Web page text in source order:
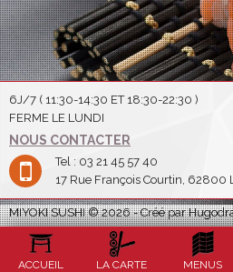
6J/7 ( 11:30-14:30 ET 18:30-22:30 )
FERME LE LUNDI
NOUS CONTACTER
Tel : 03 21 45 57 40
17 Rue François Courtin, 62800
MIYOKI SUSHI © 2026 - Créé par
ACCUEIL LA CARTE MENUS